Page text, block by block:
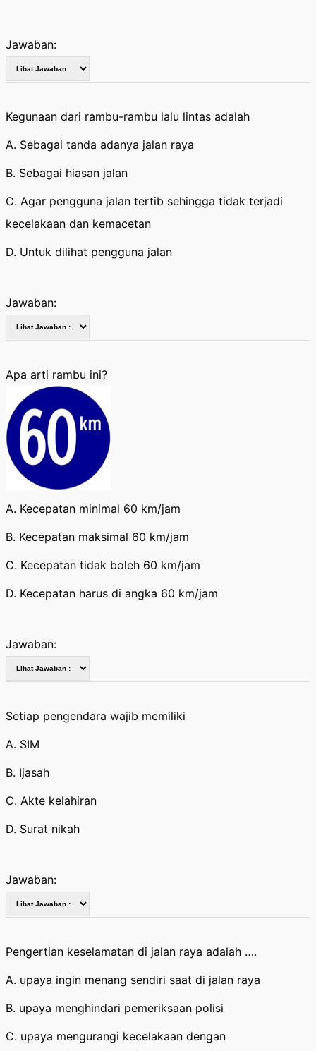
Jawaban:
Kegunaan dari rambu-rambu lalu lintas adalah
A. Sebagai tanda adanya jalan raya
B. Sebagai hiasan jalan
C. Agar pengguna jalan tertib sehingga tidak terjadi
kecelakaan dan kemacetan
D. Untuk dilihat pengguna jalan
Jawaban:
Apa arti rambu ini?
A. Kecepatan minimal 60 km/jam
B. Kecepatan maksimal 60 km/jam
C. Kecepatan tidak boleh 60 km/jam
D. Kecepatan harus di angka 60 km/jam
Jawaban:
Setiap pengendara wajib memiliki
A. SIM
B. Ijasah
C. Akte kelahiran
D. Surat nikah
Jawaban:
Pengertian keselamatan di jalan raya adalah ….
A. upaya ingin menang sendiri saat di jalan raya
B. upaya menghindari pemeriksaan polisi
C. upaya mengurangi kecelakaan dengan